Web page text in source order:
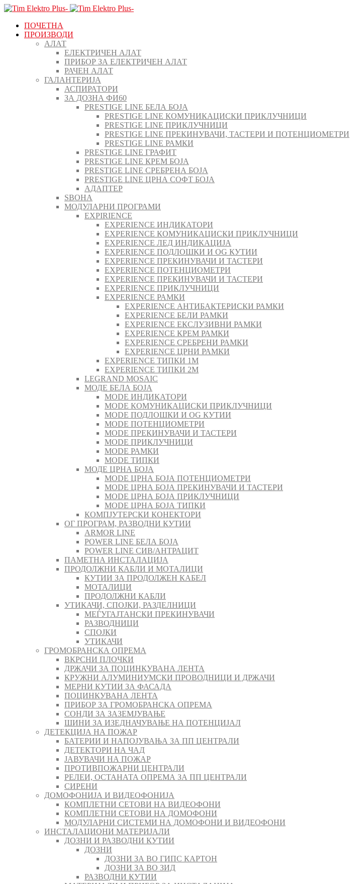
ПОЧЕТНА
ПРОИЗВОДИ
АЛАТ
ЕЛЕКТРИЧЕН АЛАТ
ПРИБОР ЗА ЕЛЕКТРИЧЕН АЛАТ
РАЧЕН АЛАТ
ГАЛАНТЕРИЈА
АСПИРАТОРИ
ЗА ДОЗНА ФИ60
PRESTIGE LINE БЕЛА БОЈА
PRESTIGE LINE КОМУНИКАЦИСКИ ПРИКЛУЧНИЦИ
PRESTIGE LINE ПРИКЛУЧНИЦИ
PRESTIGE LINE ПРЕКИНУВАЧИ, ТАСТЕРИ И ПОТЕНЦИОМЕТРИ
PRESTIGE LINE РАМКИ
PRESTIGE LINE ГРАФИТ
PRESTIGE LINE КРЕМ БОЈА
PRESTIGE LINE СРЕБРЕНА БОЈА
PRESTIGE LINE ЦРНА СОФТ БОЈА
АДАПТЕР
ЅВОНА
МОДУЛАРНИ ПРОГРАМИ
EXPIRIENCE
EXPERIENCE ИНДИКАТОРИ
EXPERIENCE КОМУНИКАЦИСКИ ПРИКЛУЧНИЦИ
EXPERIENCE ЛЕД ИНДИКАЦИЈА
EXPERIENCE ПОДЛОШКИ И OG КУТИИ
EXPERIENCE ПРЕКИНУВАЧИ И ТАСТЕРИ
EXPERIENCE ПОТЕНЦИОМЕТРИ
EXPERIENCE ПРЕКИНУВАЧИ И ТАСТЕРИ
EXPERIENCE ПРИКЛУЧНИЦИ
EXPERIENCE РАМКИ
EXPERIENCE АНТИБАКТЕРИСКИ РАМКИ
EXPERIENCE БЕЛИ РАМКИ
EXPERIENCE ЕКСЛУЗИВНИ РАМКИ
EXPERIENCE КРЕМ РАМКИ
EXPERIENCE СРЕБРЕНИ РАМКИ
EXPERIENCE ЦРНИ РАМКИ
EXPERIENCE ТИПКИ 1M
EXPERIENCE ТИПКИ 2М
LEGRAND MOSAIC
МОДЕ БЕЛА БОЈА
MODE ИНДИКАТОРИ
MODE КОМУНИКАЦИСКИ ПРИКЛУЧНИЦИ
MODE ПОДЛОШКИ И OG КУТИИ
MODE ПОТЕНЦИОМЕТРИ
MODE ПРEКИНУВАЧИ И ТАСТЕРИ
MODE ПРИКЛУЧНИЦИ
MODE РАМКИ
MODE ТИПКИ
МОДЕ ЦРНА БОЈА
MODE ЦРНА БОЈА ПОТЕНЦИОМЕТРИ
MODE ЦРНА БОЈА ПРЕКИНУВАЧИ И ТАСТЕРИ
MODE ЦРНА БОЈА ПРИКЛУЧНИЦИ
MODE ЦРНА БОЈА ТИПКИ
КОМПЈУТЕРСКИ КОНЕКТОРИ
ОГ ПРОГРАМ, РАЗВОДНИ КУТИИ
ARMOR LINE
POWER LINE БЕЛА БОЈА
POWER LINE СИВ/АНТРАЦИТ
ПАМЕТНА ИНСТАЛАЦИЈА
ПРОДОЛЖНИ КАБЛИ И МОТАЛИЦИ
КУТИИ ЗА ПРОДОЛЖЕН КАБЕЛ
МОТАЛИЦИ
ПРОДОЛЖНИ КАБЛИ
УТИКАЧИ, СПОЈКИ, РАЗДЕЛНИЦИ
МЕЃУГАЈТАНСКИ ПРЕКИНУВАЧИ
РАЗВОДНИЦИ
СПОЈКИ
УТИКАЧИ
ГРОМОБРАНСКА ОПРЕМА
ВКРСНИ ПЛОЧКИ
ДРЖАЧИ ЗА ПОЦИНКУВАНА ЛЕНТА
КРУЖНИ АЛУМИНИУМСКИ ПРОВОДНИЦИ И ДРЖАЧИ
МЕРНИ КУТИИ ЗА ФАСАДА
ПОЦИНКУВАНА ЛЕНТА
ПРИБОР ЗА ГРОМОБРАНСКА ОПРЕМА
СОНДИ ЗА ЗАЗЕМЈУВАЊЕ
ШИНИ ЗА ИЗЕДНАЧУВАЊЕ НА ПОТЕНЦИЈАЛ
ДЕТЕКЦИЈА НА ПОЖАР
БАТЕРИИ И НАПОЈУВАЊА ЗА ПП ЦЕНТРАЛИ
ДЕТЕКТОРИ НА ЧАД
ЈАВУВАЧИ НА ПОЖАР
ПРОТИВПОЖАРНИ ЦЕНТРАЛИ
РЕЛЕИ, ОСТАНАТА ОПРЕМА ЗА ПП ЦЕНТРАЛИ
СИРЕНИ
ДОМОФОНИЈА И ВИДЕОФОНИЈА
КОМПЛЕТНИ СЕТОВИ НА ВИДЕОФОНИ
КОМПЛЕТНИ СЕТОВИ НА ДОМОФОНИ
МОДУЛАРНИ СИСТЕМИ НА ДОМОФОНИ И ВИДЕОФОНИ
ИНСТАЛАЦИОНИ МАТЕРИЈАЛИ
ДОЗНИ И РАЗВОДНИ КУТИИ
ДОЗНИ
ДОЗНИ ЗА ВО ГИПС КАРТОН
ДОЗНИ ЗА ВО ЗИД
РАЗВОДНИ КУТИИ